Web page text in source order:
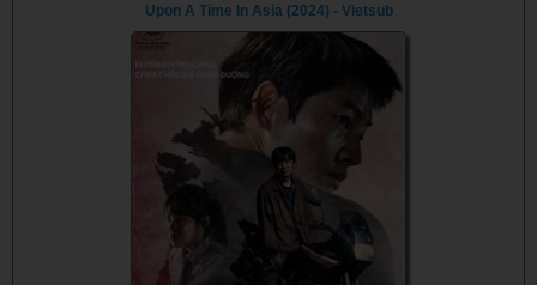
Upon A Time In Asia (2024) - Vietsub